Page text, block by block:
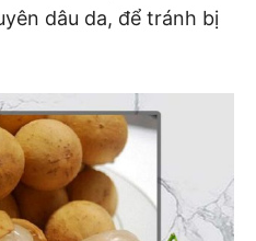
dâu da, để tránh bị